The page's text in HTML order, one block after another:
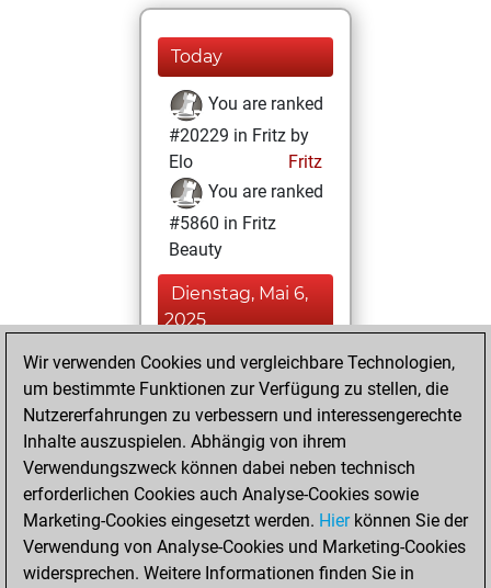
Today
You are ranked
#20229 in Fritz by
Elo
Fritz
You are ranked
#5860 in Fritz
Beauty
Dienstag, Mai 6,
2025
You achieved a
BeautyScore of 49
Fritz
achieved a new Elo
of 1562
Mittwoch,
November 6, 2024
Wir verwenden Cookies und vergleichbare Technologien,
um bestimmte Funktionen zur Verfügung zu stellen, die
Nutzererfahrungen zu verbessern und interessengerechte
Inhalte auszuspielen. Abhängig von ihrem
Verwendungszweck können dabei neben technisch
erforderlichen Cookies auch Analyse-Cookies sowie
Marketing-Cookies eingesetzt werden. Hierkönnen Sie der
Verwendung von Analyse-Cookies und Marketing-Cookies
widersprechen. Weitere Informationen finden Sie in